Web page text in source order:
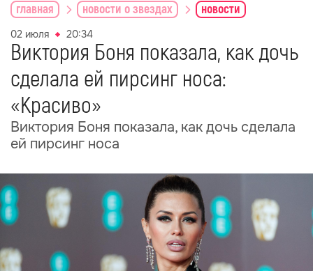
главная новости о звездах новости
02 июля 20:34
Виктория Боня показала, как дочь
сделала ей пирсинг носа:
«Красиво»
Виктория Боня показала, как дочь сделала
ей пирсинг носа